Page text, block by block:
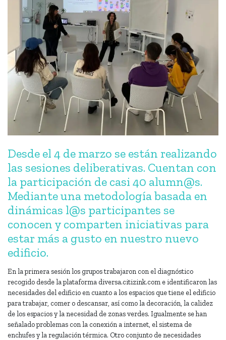
Desde el 4 de marzo se están realizando
las sesiones deliberativas. Cuentan con
la participación de casi 40 alumn@s.
Mediante una metodología basada en
dinámicas l@s participantes se
conocen y comparten iniciativas para
estar más a gusto en nuestro nuevo
edificio.
En la primera sesión los grupos trabajaron con el diagnóstico
recogido desde la plataforma diversa.citizink.com e identificaron las
necesidades del edificio en cuanto a los espacios que tiene el edificio
para trabajar, comer o descansar, así como la decoración, la calidez
de los espacios y la necesidad de zonas verdes. Igualmente se han
señalado problemas con la conexión a internet, el sistema de
enchufes y la regulación térmica. Otro conjunto de necesidades